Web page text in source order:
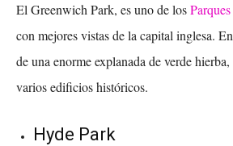
El Greenwich Park, es uno de los
con mejores vistas de la capital inglesa.
de una enorme explanada de verde
varios edificios históricos.
Hyde Park